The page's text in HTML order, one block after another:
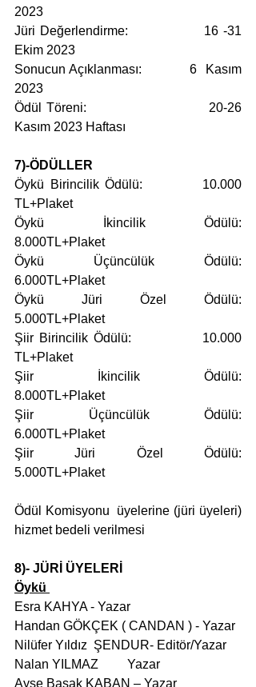
2023
Jüri Değerlendirme:               16 -31
Ekim 2023
Sonucun Açıklanması:           6  Kasım
2023
Ödül Töreni:                           20-26
Kasım 2023 Haftası
7)-ÖDÜLLER
Öykü Birincilik Ödülü:          10.000
TL+Plaket
Öykü İkincilik Ödülü:
8.000TL+Plaket
Öykü Üçüncülük Ödülü:
6.000TL+Plaket
Öykü Jüri Özel Ödülü:
5.000TL+Plaket
Şiir Birincilik Ödülü:             10.000
TL+Plaket
Şiir İkincilik Ödülü:
8.000TL+Plaket
Şiir Üçüncülük Ödülü:
6.000TL+Plaket
Şiir Jüri Özel Ödülü:
5.000TL+Plaket
Ödül Komisyonu  üyelerine (jüri üyeleri)
hizmet bedeli verilmesi
8)- JÜRİ ÜYELERİ
Öykü
Esra KAHYA - Yazar
Handan GÖKÇEK ( CANDAN ) - Yazar
Nilüfer Yıldız  ŞENDUR- Editör/Yazar
Nalan YILMAZ         Yazar
Ayşe Başak KABAN – Yazar